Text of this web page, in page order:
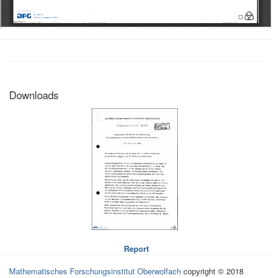
Downloads
Report
Mathematisches Forschungsinstitut Oberwolfach copyright © 2018